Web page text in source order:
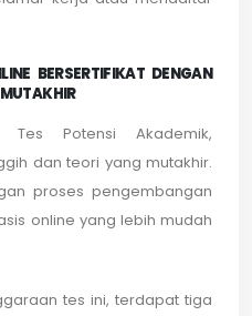
BERSERTIFIKAT DENGAN
Tes Potensi Akademik,
dan teori yang mutakhir.
proses pengembangan
online yang lebih mudah
tes ini, terdapat tiga